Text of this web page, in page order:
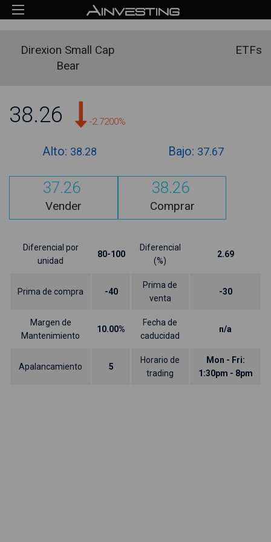
Direxion Small Cap
Bear
ETFs
38.26 -2.7200%
Alto: 38.28 Bajo: 37.67
37.26
Vender
38.26
Comprar
Diferencial por
unidad
80-100
Diferencial
(%)
2.69
Prima de compra -40
Prima de
venta
-30
Margen de
Mantenimiento
10.00%
Fecha de
caducidad
n/a
Apalancamiento 5
Horario de
trading
Mon - Fri:
1:30pm - 8pm